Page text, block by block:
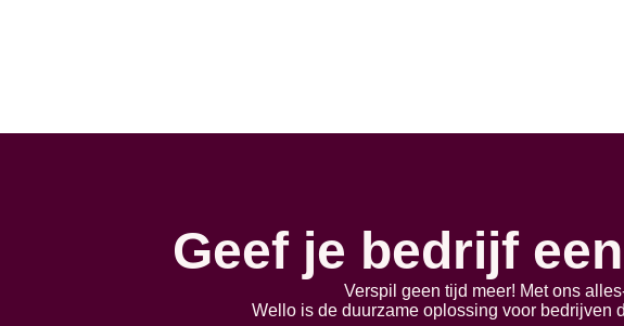
Geef je bedrijf
Verspil geen tijd meer! Met ons
Wello is de duurzame oplossing voor bedrijven